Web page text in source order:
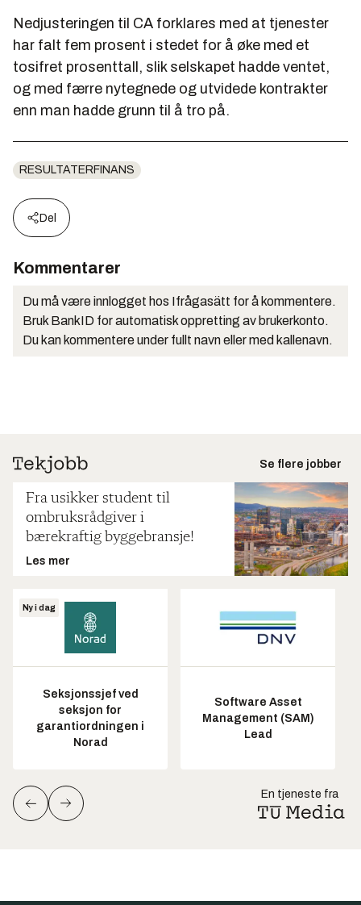
Nedjusteringen til CA forklares med at tjenester
har falt fem prosent i stedet for å øke med et
tosifret prosenttall, slik selskapet hadde ventet,
og med færre nytegnede og utvidede kontrakter
enn man hadde grunn til å tro på.
RESULTATERFINANS
Del
Kommentarer
Du må være innlogget hos Ifrågasätt for å kommentere.
Bruk BankID for automatisk oppretting av brukerkonto.
Du kan kommentere under fullt navn eller med kallenavn.
Se flere jobber
Fra usikker student til
ombruksrådgiver i
bærekraftig byggebransje!
Les mer
Ny i dag
Seksjonssjef ved
seksjon for
garantiordningen i
Norad
Software Asset
Management (SAM)
Lead
En tjeneste fra